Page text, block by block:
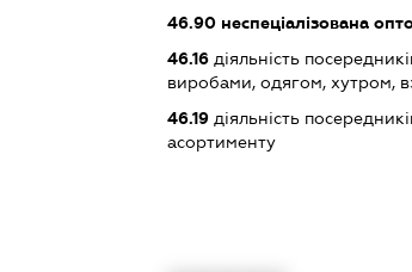
46.90неспеціалізована
46.16діяльність
виробами, одягом, хутром,
46.19діяльність
асортименту